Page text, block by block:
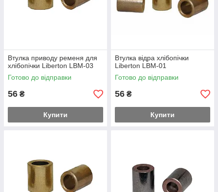
Втулка приводу ременя для
хлібопічки Liberton LBM-03
Готово до відправки
56 ₴
Купити
Втулка відра хлібопічки
Liberton LBM-01
Готово до відправки
56 ₴
Купити